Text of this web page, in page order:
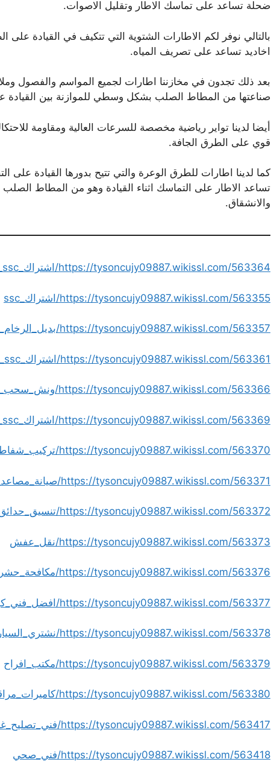
ضحلة تساعد على تماسك الاطار وتقليل الاصوات.
بالتالي نوفر لكم الاطارات الشتوية التي تتكيف في القيادة على
اخاديد تساعد على تصريف المياه.
بعد ذلك تجدون في مخازننا اطارات لجميع المواسم والفصول
صناعتها من المطاط الصلب بشكل وسطي للموازنة بين القيادة
أيضا لدينا تواير رياضية مخصصة للسرعات العالية ومقاومة
قوي على الطرق الجافة.
كما لدينا اطارات للطرق الوعرة والتي تتيح بدورها القيادة على
تساعد الاطار على التماسك اثناء القيادة وهو من المطاط
والانشقاق.
https://tysoncujy09887.wikissl.com/563364/اشتراك_ssc_السعودية
https://tysoncujy09887.wikissl.com/563355/اشتراك_ssc
https://tysoncujy09887.wikissl.com/563357/بديل_الرخام_والخشب
https://tysoncujy09887.wikissl.com/563361/اشتراك_ssc_الكويت
https://tysoncujy09887.wikissl.com/563366/ونش_سحب_سيارات
https://tysoncujy09887.wikissl.com/563369/اشتراك_ssc_رسيفر_الامارات
https://tysoncujy09887.wikissl.com/563370/تركيب_شفاطات
https://tysoncujy09887.wikissl.com/563371/صيانة_مصاعد_الكويت
https://tysoncujy09887.wikissl.com/563372/تنسيق_حدائق
https://tysoncujy09887.wikissl.com/563373/نقل_عفش
https://tysoncujy09887.wikissl.com/563376/مكافحة_حشرات
https://tysoncujy09887.wikissl.com/563377/افضل_فني_كهربائي_منازل
https://tysoncujy09887.wikissl.com/563378/نشتري_السيارات
https://tysoncujy09887.wikissl.com/563379/مكتب_افراح
https://tysoncujy09887.wikissl.com/563380/كاميرات_مراقبة
https://tysoncujy09887.wikissl.com/563417/فني_تصليح_غسالات
https://tysoncujy09887.wikissl.com/563418/فني_صحي